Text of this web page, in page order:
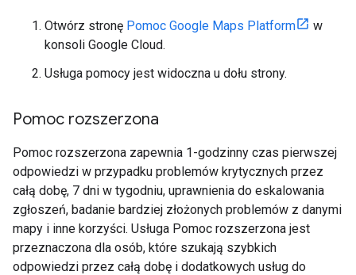
Otwórz stronę Pomoc Google Maps Platform
w
konsoli Google Cloud.
Usługa pomocy jest widoczna u dołu strony.
Pomoc rozszerzona
Pomoc rozszerzona zapewnia 1-godzinny czas pierwszej
odpowiedzi w przypadku problemów krytycznych przez
całą dobę, 7 dni w tygodniu, uprawnienia do eskalowania
zgłoszeń, badanie bardziej złożonych problemów z danymi
mapy i inne korzyści. Usługa Pomoc rozszerzona jest
przeznaczona dla osób, które szukają szybkich
odpowiedzi przez całą dobę i dodatkowych usług do